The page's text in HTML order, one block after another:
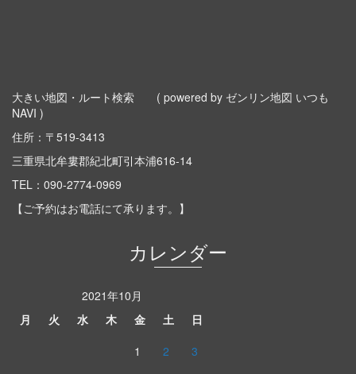
大きい地図・ルート検索
( powered by ゼンリン地図 いつも
NAVI )
住所：〒519-3413
三重県北牟婁郡紀北町引本浦616-14
TEL： 090-2774-0969
【ご予約はお電話にて承ります。】
カレンダー
2021年10月
月
火 水 木 金 土
日
1
2
3